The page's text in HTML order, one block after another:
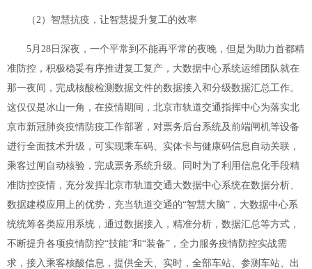
（2）智慧抗疫，让智慧提升复工的效率
5月28日深夜，一个平常到不能再平常的夜晚，但是为助力首都精
准防控，积极稳妥有序推进复工复产，大数据中心系统运维团队就在
那一夜间，完成核酸检测数据文件的数据接入和分级数据汇总工作。
这仅仅是冰山一角，在疫情期间，北京市轨道交通指挥中心为落实北
京市新冠肺炎疫情防疫工作部署，对票务后台系统及前端闸机等设备
进行全面技术升级，可实现乘车码、实体卡与健康码信息自动关联，
乘客过闸自动核验，完成票务系统升级。同时为了利用信息化手段精
准防控疫情，充分发挥北京市轨道交通大数据中心系统在数据分析、
数据建模应用上的优势，充当轨道交通的“智慧大脑”，大数据中心系
统统筹各类应用系统，通过数据接入，精准分析，数据汇总等方式，
不断提升各项疫情防控“技能”和“装备”，全力服务疫情防控实战需
求，接入乘客核酸信息，提供全天、实时，全部车站、参测车站、出